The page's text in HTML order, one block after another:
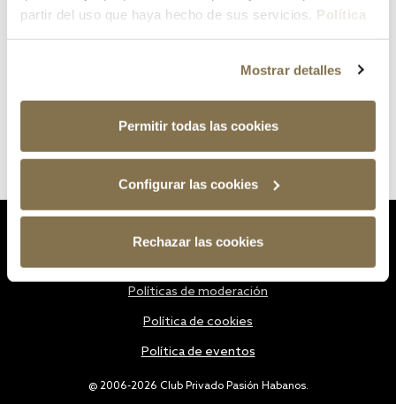
partir del uso que haya hecho de sus servicios. Política
Mostrar detalles
Permitir todas las cookies
Configurar las cookies
Rechazar las cookies
@ 2006-2026 Club Privado Pasión Habanos.
Políticas de moderación
Política de cookies
Política de eventos